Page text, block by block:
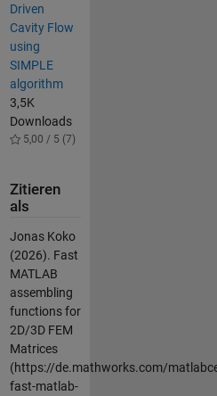
Driven
Cavity Flow
using
SIMPLE
algorithm
3,5K
Downloads
5,00 / 5 (7)
Zitieren
als
Jonas Koko
(2026). Fast
MATLAB
assembling
functions for
2D/3D FEM
Matrices
(https://de.mathworks.com/
fast-matlab-